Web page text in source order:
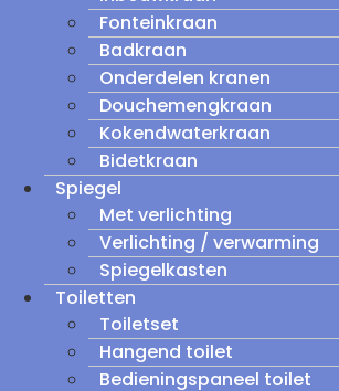
Fonteinkraan
Badkraan
Onderdelen kranen
Douchemengkraan
Kokendwaterkraan
Bidetkraan
Spiegel
Met verlichting
Verlichting / verwarming
Spiegelkasten
Toiletten
Toiletset
Hangend toilet
Bedieningspaneel toilet